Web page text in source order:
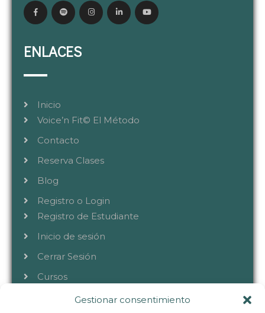
Gestionar consentimiento
ENLACES
Inicio
Voice’n Fit© El Método
Contacto
Reserva Clases
Blog
Registro o Login
Registro de Estudiante
Inicio de sesión
Cerrar Sesión
Cursos